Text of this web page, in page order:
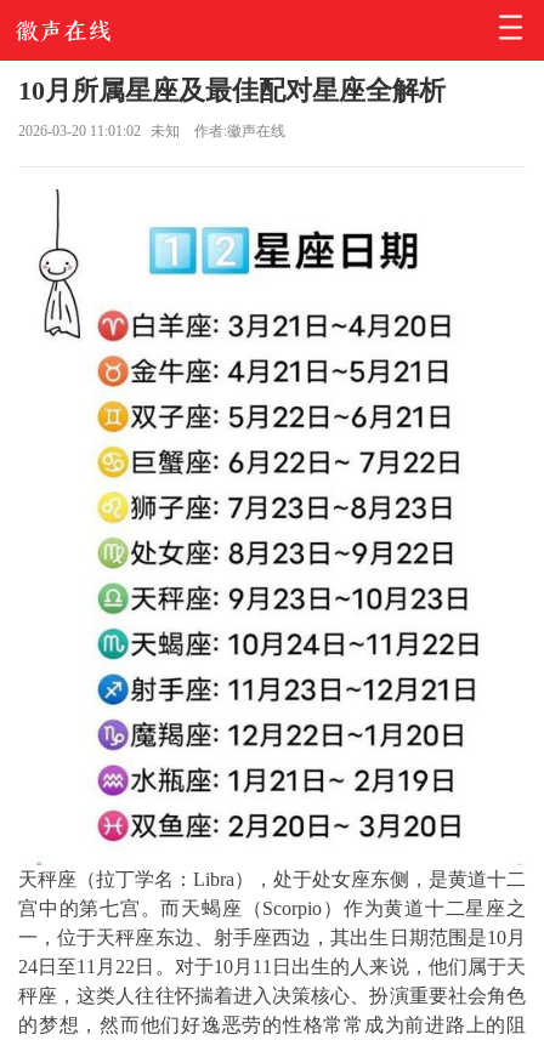
10月所属星座及最佳配对星座全解析
2026-03-20 11:01:02 未知 作者:徽声在线
天秤座（拉丁学名：Libra），处于处女座东侧，是黄道十二
宫中的第七宫。而天蝎座（Scorpio）作为黄道十二星座之
一，位于天秤座东边、射手座西边，其出生日期范围是10月
24日至11月22日。对于10月11日出生的人来说，他们属于天
秤座，这类人往往怀揣着进入决策核心、扮演重要社会角色
的梦想，然而他们好逸恶劳的性格常常成为前进路上的阻